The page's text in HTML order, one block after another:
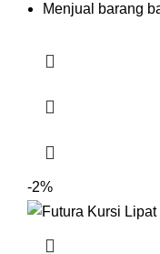
Menjual barang
-2%